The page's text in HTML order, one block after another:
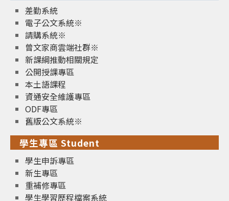
差勤系統
電子公文系統※
請購系統※
曾文家商雲端社群※
新課綱推動相關規定
公開授課專區
本土語課程
資通安全維護專區
ODF專區
舊版公文系統※
學生專區 Student
學生申訴專區
新生專區
重補修專區
學生學習歷程檔案系統